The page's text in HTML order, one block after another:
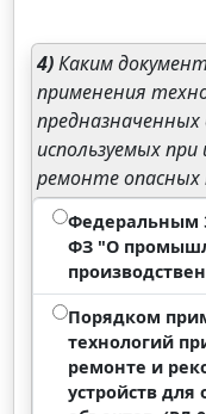
4)Каким
применения
предназначенных
используемых
ремонте опасных
Федеральным
ФЗ "О
Порядком
технологий
ремонте и
устройств